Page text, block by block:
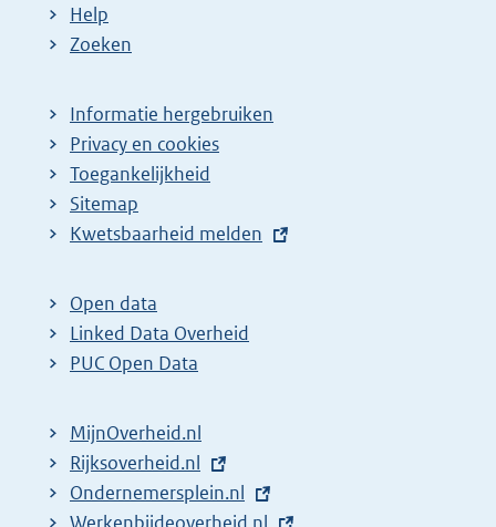
Help
Zoeken
Informatie hergebruiken
Privacy en cookies
Toegankelijkheid
Sitemap
E
t
e
r
l
i
n
Kwetsbaarheid melden
Open data
Linked Data Overheid
PUC Open Data
MijnOverheid.nl
E
x
t
Rijksoverheid.nl
E
x
Ondernemersplein.nl
E
Werkenbijdeoverheid.nl